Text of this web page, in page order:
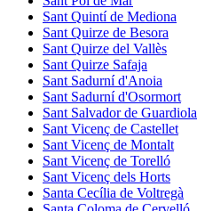
Sant Quintí de Mediona
Sant Quirze de Besora
Sant Quirze del Vallès
Sant Quirze Safaja
Sant Sadurní d'Anoia
Sant Sadurní d'Osormort
Sant Salvador de Guardiola
Sant Vicenç de Castellet
Sant Vicenç de Montalt
Sant Vicenç de Torelló
Sant Vicenç dels Horts
Santa Cecília de Voltregà